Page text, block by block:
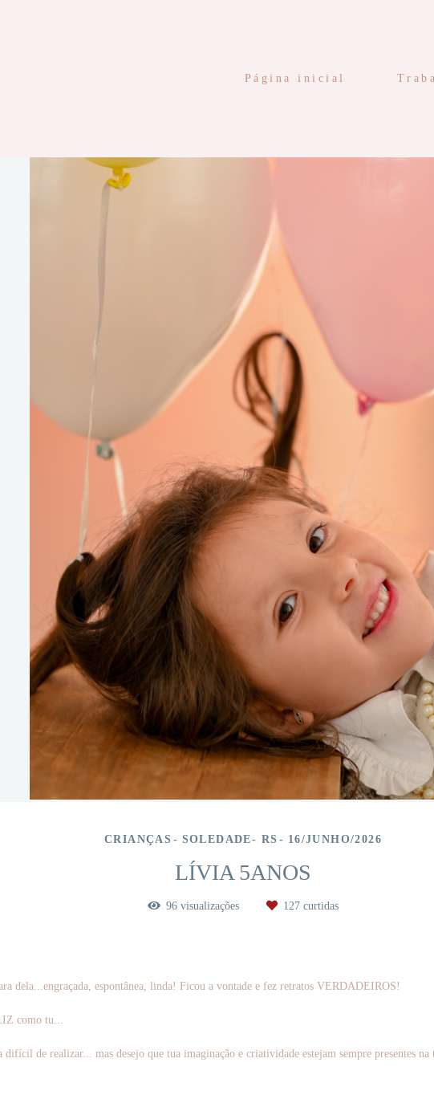
Página inicial
CRIANÇAS SOLEDADE- RS 16/JUNHO/2026
LÍVIA 5ANOS
96 visualizações 127 curtidas
dela...engraçada, espontânea, linda! Ficou a vontade e fez retratos VERDADEIROS!
como tu...
de realizar... mas desejo que tua imaginação e criatividade estejam sempre presentes na